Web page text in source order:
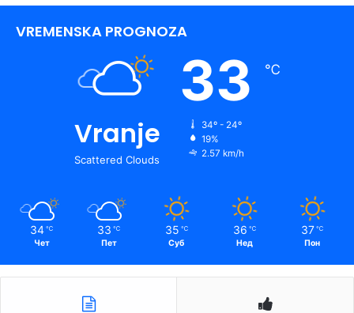
VREMENSKA PROGNOZA
Vranje
Scattered Clouds
33 ℃
34º - 24º
19%
2.57 km/h
34 ℃
Чет
33 ℃
Пет
35 ℃
Суб
36 ℃
Нед
37 ℃
Пон